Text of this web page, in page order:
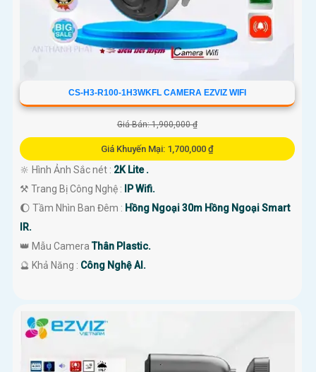
CS-H3-R100-1H3WKFL CAMERA EZVIZ WIFI
Giá Bán: 1,900,000 ₫
Giá Khuyến Mại: 1,700,000 ₫
🔆 Hình Ảnh Sắc nét : 2K Lite .
⚒ Trang Bị Công Nghệ :
IP Wifi.
🌔 Tầm Nhìn Ban Đêm : Hồng Ngoại 30m Hồng Ngoại Smart
IR.
👑 Mẫu CameraThân Plastic.
️🔮 Khả Năng : Công Nghệ AI.